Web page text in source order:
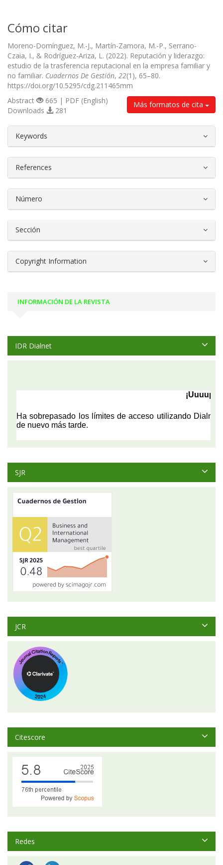
Cómo citar
Moreno-Domínguez, M.-J., Martín-Zamora, M.-P., Serrano-
Czaia, I., & Rodríguez-Ariza, L. (2022). Reputación y liderazgo:
estudio de la trasferencia reputacional en la empresa familiar y
no familiar. Cuadernos De Gestión, 22(1), 65–80.
https://doi.org/10.5295/cdg.211465mm
Más formatos de cita
Abstract
665 | PDF (English)
Downloads
281
Keywords
References
Número
Sección
Copyright Information
INFORMACIÓN DE LA REVISTA
IDR Dialnet
SJR
JCR
Citescore
Redes